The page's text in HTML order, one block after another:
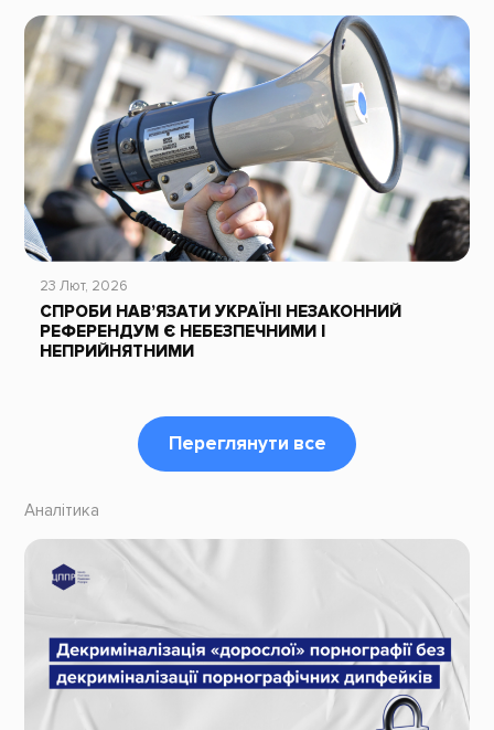
23 Лют, 2026
СПРОБИ НАВ’ЯЗАТИ УКРАЇНІ НЕЗАКОННИЙ
РЕФЕРЕНДУМ Є НЕБЕЗПЕЧНИМИ І
НЕПРИЙНЯТНИМИ
Переглянути все
Аналітика